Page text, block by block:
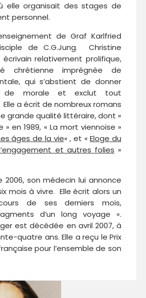
elle organisait des stages de
personnel.
de Graf Karlfried
de C.G.Jung. Christine
relativement prolifique,
chrétienne imprégnée de
qui s’abstient de donner
de morale et exclut tout
a écrit de nombreux romans
grande qualité littéraire, dont «
» en 1989, « La mort viennoise »
âges de la vie« , et «Eloge du
et autres folies »
2006, son médecin lui annonce
mois à vivre. Elle écrit alors un
de ses derniers mois,
d’un long voyage ».
est décédée en avril 2007, à
quatre ans. Elle a reçu le Prix
pour l’ensemble de son